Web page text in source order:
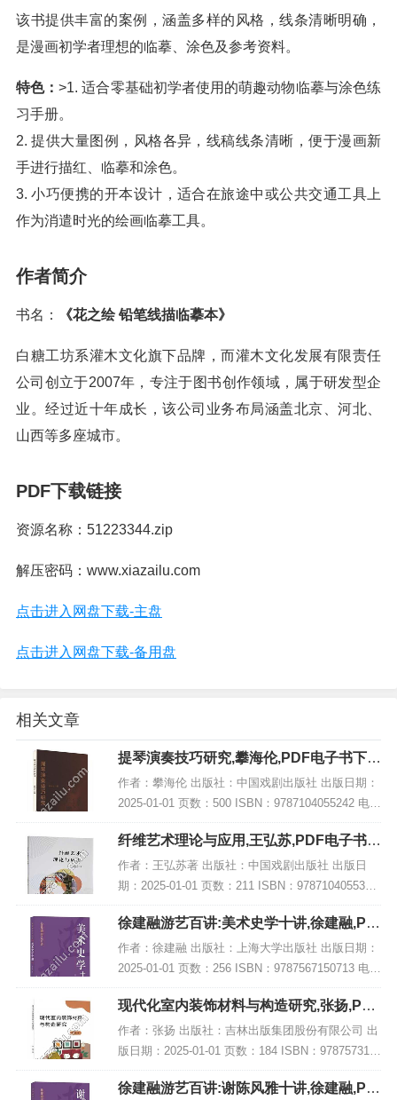
该书提供丰富的案例，涵盖多样的风格，线条清晰明确，
是漫画初学者理想的临摹、涂色及参考资料。
特色：>1. 适合零基础初学者使用的萌趣动物临摹与涂色练
习手册。
2. 提供大量图例，风格各异，线稿线条清晰，便于漫画新
手进行描红、临摹和涂色。
3. 小巧便携的开本设计，适合在旅途中或公共交通工具上
作为消遣时光的绘画临摹工具。
作者简介
书名： 《花之绘 铅笔线描临摹本》
白糖工坊系灌木文化旗下品牌，而灌木文化发展有限责任
公司创立于2007年，专注于图书创作领域，属于研发型企
业。经过近十年成长，该公司业务布局涵盖北京、河北、
山西等多座城市。
PDF下载链接
资源名称：51223344.zip
解压密码：www.xiazailu.com
点击进入网盘下载-主盘
点击进入网盘下载-备用盘
相关文章
提琴演奏技巧研究,攀海伦,PDF电子书下
载,网盘资源
作者：攀海伦 出版社：中国戏剧出版社 出版日期：
2025-01-01 页数：500 ISBN：9787104055242 电子
书大小：178MB [高清扫描版PDF格式] 内容简介 弦
乐演奏...
纤维艺术理论与应用,王弘苏,PDF电子书下
载,网盘资源
作者：王弘苏著 出版社：中国戏剧出版社 出版日
期：2025-01-01 页数：211 ISBN：9787104055334
电子书大小：244MB [高清扫描版PDF格式] 内容简
介 该书结...
徐建融游艺百讲:美术史学十讲,徐建融,PD
F电子书网盘下载
作者：徐建融 出版社：上海大学出版社 出版日期：
2025-01-01 页数：256 ISBN：9787567150713 电子
书大小：217MB [高清扫描版PDF格式] 内容简介 在
《徐建...
现代化室内装饰材料与构造研究,张扬,PDF
电子书网盘下载
作者：张扬 出版社：吉林出版集团股份有限公司 出
版日期：2025-01-01 页数：184 ISBN：978757315
5016 电子书大小：218MB [高清扫描版PDF格式] 内
容简介...
徐建融游艺百讲:谢陈风雅十讲,徐建融,PD